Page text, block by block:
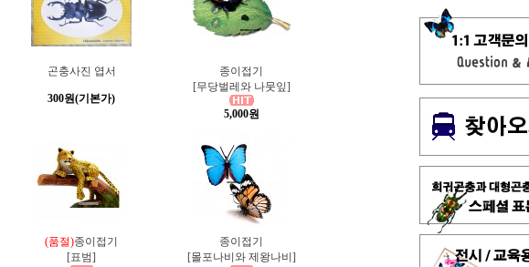
곤충사진 엽서
300원(기본가)
종이접기
[무당벌레와 나뭇잎]
5,000원
(품절)종이접기
[표범]
종이접기
[몰포나비와 제왕나비]